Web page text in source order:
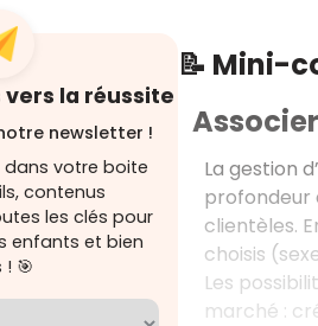
vers la réussite
newsletter !
votre boite
contenus
les clés pour
enfants et bien
! 🎯
📝 Mini-
La gestion
profondeur
clientèles.
choisis
Les
marché :